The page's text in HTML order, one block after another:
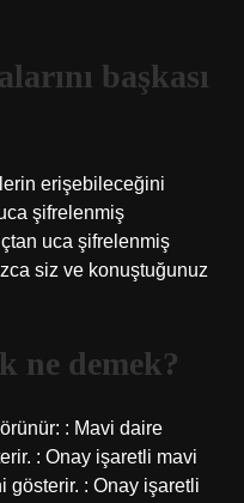
başkası
erişebileceğini
şifrelenmiş
uca şifrelenmiş
siz ve konuştuğunuz
ne demek?
: Mavi daire
: Onay işaretli mavi
gösterir. : Onay işaretli